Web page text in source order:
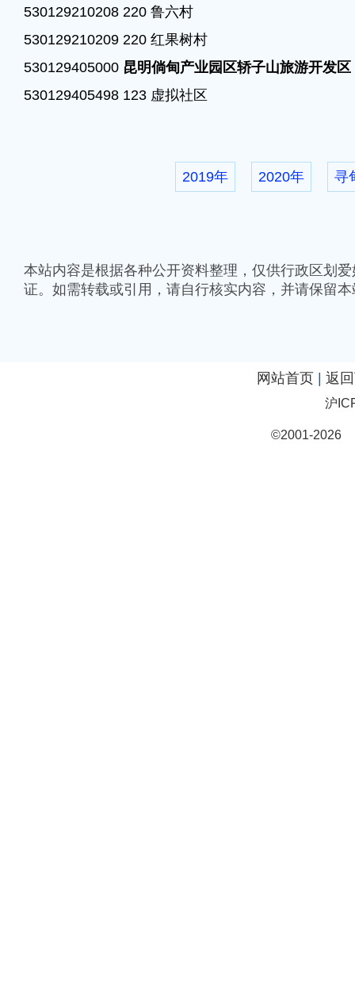
530129210208 220 鲁六村
530129210209 220 红果树村
530129405000 昆明倘甸产业园区轿子山旅游开发区
530129405498 123 虚拟社区
2019年 2020年 寻
本站内容是根据各种公开资料整理，仅供行政区划
证。如需转载或引用，请自行核实内容，并请保留
网站首页 返
沪
©2001-2026